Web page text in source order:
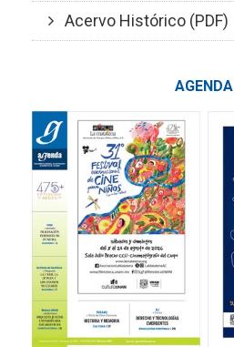
Acervo Histórico (PDF)
AGENDA